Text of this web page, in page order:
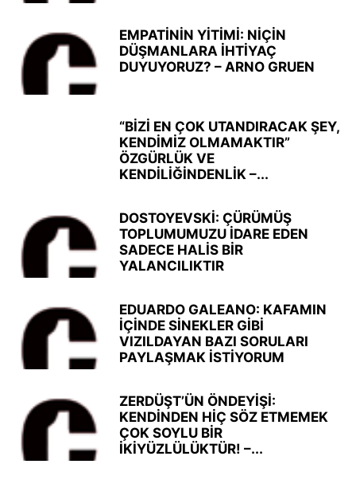
EMPATİNİN YİTİMİ: NİÇİN
DÜŞMANLARA İHTİYAÇ
DUYUYORUZ? – ARNO GRUEN
“BİZİ EN ÇOK UTANDIRACAK ŞEY,
KENDİMİZ OLMAMAKTIR”
ÖZGÜRLÜK VE
KENDİLİĞİNDENLİK –...
DOSTOYEVSKİ: ÇÜRÜMÜŞ
TOPLUMUMUZU İDARE EDEN
SADECE HALİS BİR
YALANCILIKTIR
EDUARDO GALEANO: KAFAMIN
İÇİNDE SİNEKLER GİBİ
VIZILDAYAN BAZI SORULARI
PAYLAŞMAK İSTİYORUM
ZERDÜŞT’ÜN ÖNDEYİŞİ:
KENDİNDEN HİÇ SÖZ ETMEMEK
ÇOK SOYLU BİR
İKİYÜZLÜLÜKTÜR! –...